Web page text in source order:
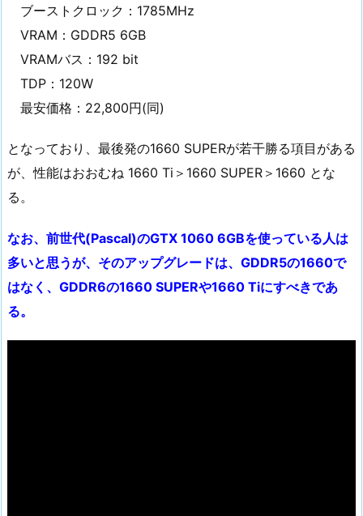
ブーストクロック：1785MHz
VRAM：GDDR5 6GB
VRAMバス：192 bit
TDP：120W
最安価格：22,800円(同)
となっており、最後発の1660 SUPERが若干勝る項目がある
が、性能はおおむね 1660 Ti＞1660 SUPER＞1660 とな
る。
なお、前世代(Pascal)のGTX 1060 6GBを使っている人は
多いと思うが、そのアップグレードは、GDDR5の1660で
はなく、GDDR6の1660 SUPERや1660 Tiにすべきであ
る。